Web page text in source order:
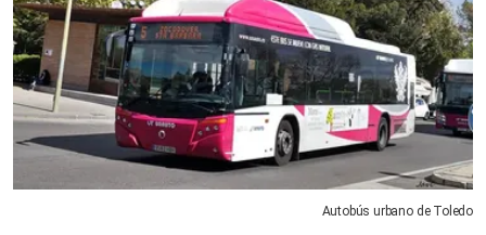
Autobús urbano de Toledo